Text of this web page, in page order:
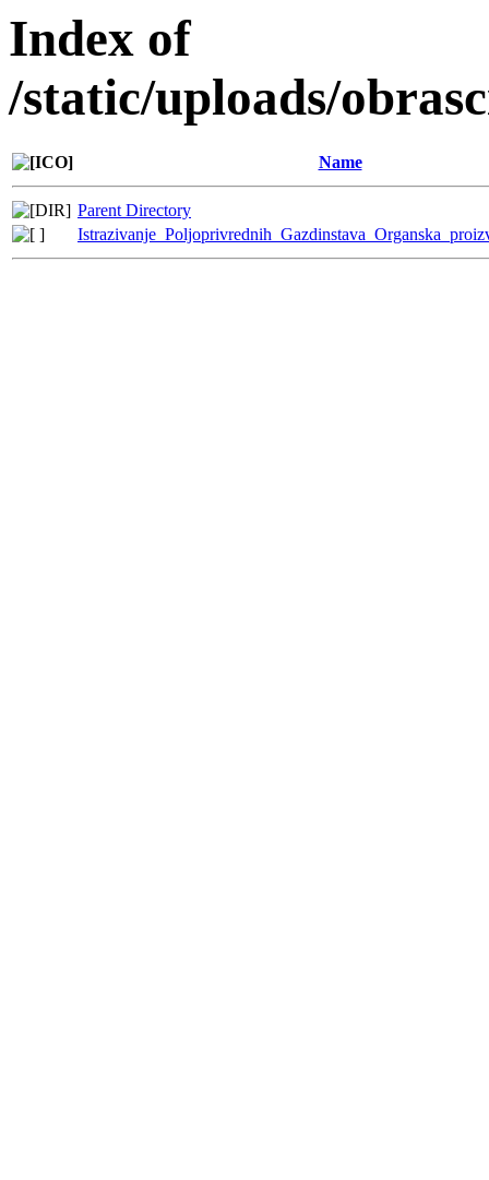
Index of
/static/uploads/
Name
Parent Directory